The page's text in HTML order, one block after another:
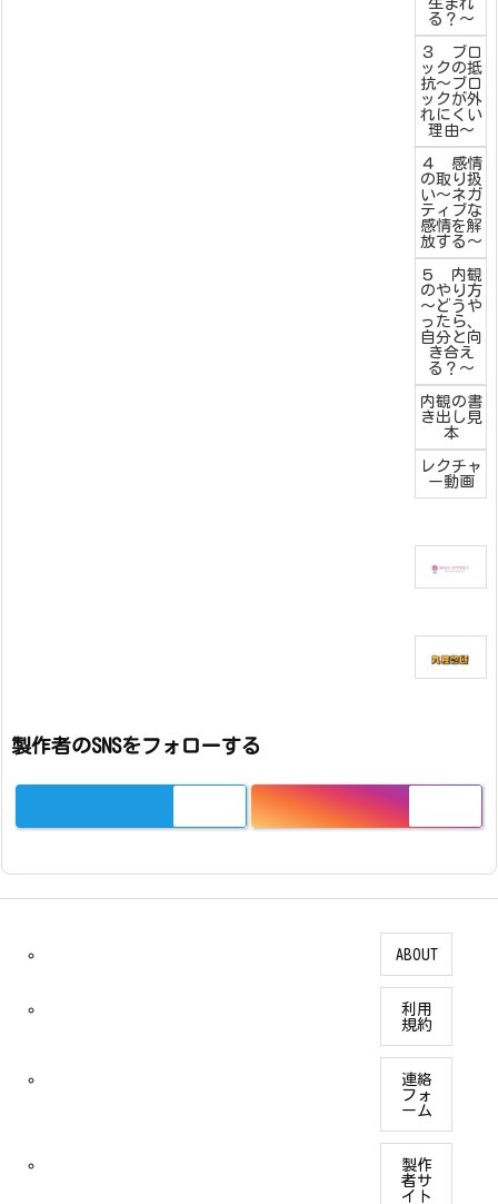
生まれ
る？～
３ ブロ
ックの抵
抗～ブロ
ックが外
れにくい
理由～
４ 感情
の取り扱
い～ネガ
ティブな
感情を解
放する～
５ 内観
のやり方
～どうや
ったら、
自分と向
き合え
る？～
内観の書
き出し見
本
レクチャ
ー動画
製作者のSNSをフォローする
ABOUT
利用
規約
連絡
フォ
ーム
製作
者サ
イト